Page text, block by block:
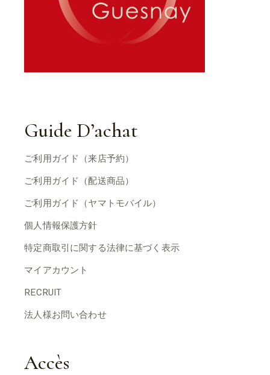
Guide D’achat
ご利用ガイド（来店予約）
ご利用ガイド（配送商品）
ご利用ガイド（ヤマトモバイル）
個人情報保護方針
特定商取引に関する法律に基づく表示
マイアカウント
RECRUIT
法人様お問い合わせ
Accès